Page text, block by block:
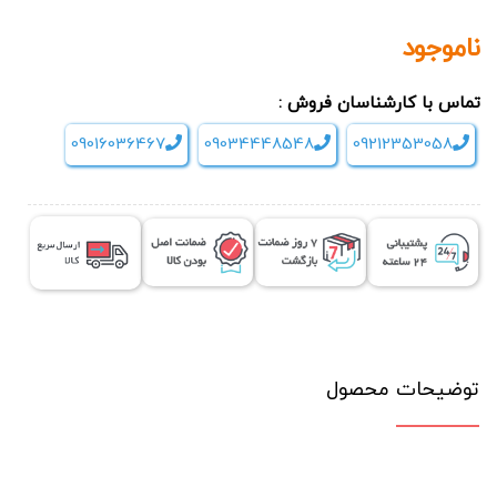
ناموجود
تماس با کارشناسان فروش :
09212353058
09034448548
09016036467
توضیحات محصول